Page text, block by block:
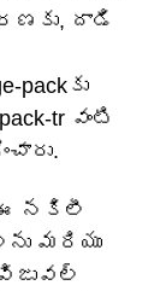
దాడి
packకు
tr వంటి
నకిలీ
మరియు